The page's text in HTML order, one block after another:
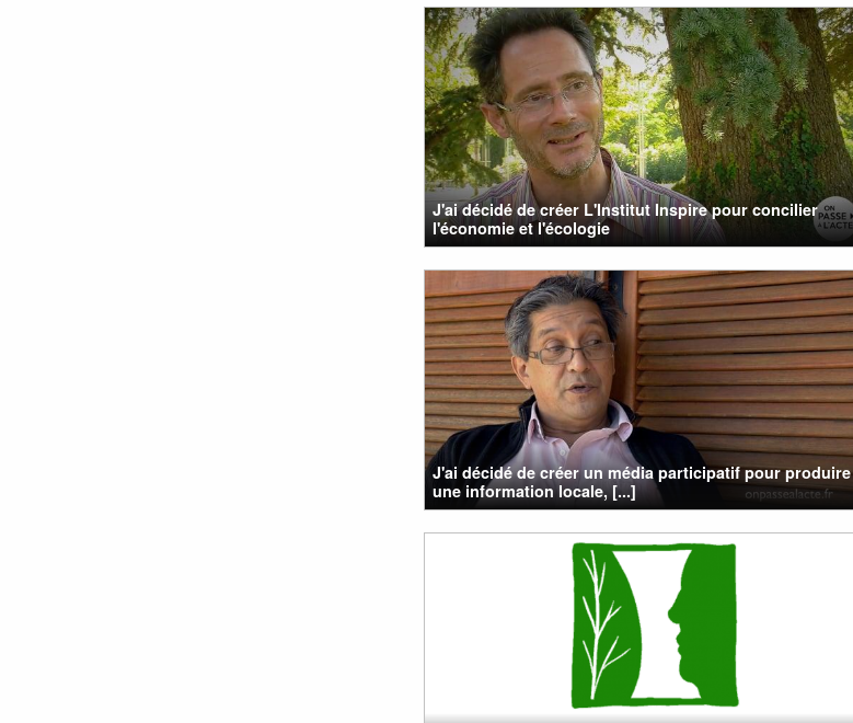
J'ai décidé de créer L'Institut Inspire pour concilier
l'économie et l'écologie
J'ai décidé de créer un média participatif pour produire
une information locale, [...]